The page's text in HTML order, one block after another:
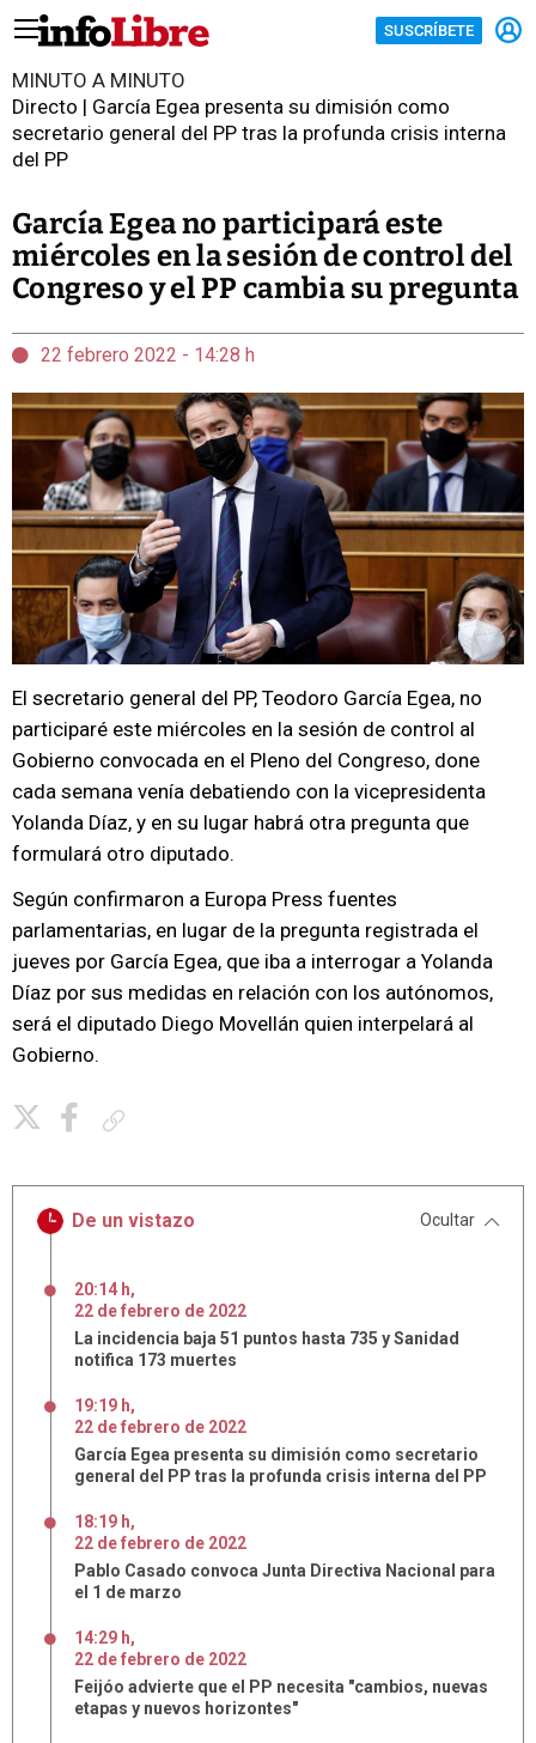
SUSCRÍBETE
MINUTO A MINUTO
Directo | García Egea presenta su dimisión como
secretario general del PP tras la profunda crisis interna
del PP
García Egea no participará este
miércoles en la sesión de control del
Congreso y el PP cambia su pregunta
22 febrero 2022 - 14:28 h
El secretario general del PP, Teodoro García Egea, no
participaré este miércoles en la sesión de control al
Gobierno convocada en el Pleno del Congreso, done
cada semana venía debatiendo con la vicepresidenta
Yolanda Díaz, y en su lugar habrá otra pregunta que
formulará otro diputado.
Según confirmaron a Europa Press fuentes
parlamentarias, en lugar de la pregunta registrada el
jueves por García Egea, que iba a interrogar a Yolanda
Díaz por sus medidas en relación con los autónomos,
será el diputado Diego Movellán quien interpelará al
Gobierno.
De un vistazo Ocultar
20:14 h,
22 defebrero de 2022
La incidencia baja 51 puntos hasta 735 y Sanidad
notifica 173 muertes
19:19 h,
22 defebrero de 2022
García Egea presenta su dimisión como secretario
general del PP tras la profunda crisis interna del PP
18:19 h,
22 defebrero de 2022
Pablo Casado convoca Junta Directiva Nacional para
el 1 de marzo
14:29 h,
22 defebrero de 2022
Feijóo advierte que el PP necesita "cambios, nuevas
etapas y nuevos horizontes"